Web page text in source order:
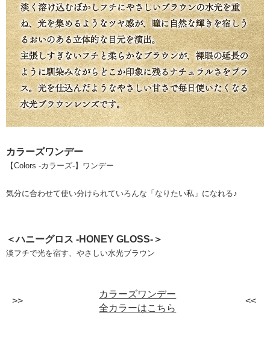
カラーズワンデー
【Colors -カラーズ-】ワンデー
気分に合わせて使い分けられていろんな「なりたい私」になれる♪
＜ハニーグロス -HONEY GLOSS-＞
淡フチで光を宿す、やさしい⽔光ブラウン
カラーズワンデー
全カラーはこちら